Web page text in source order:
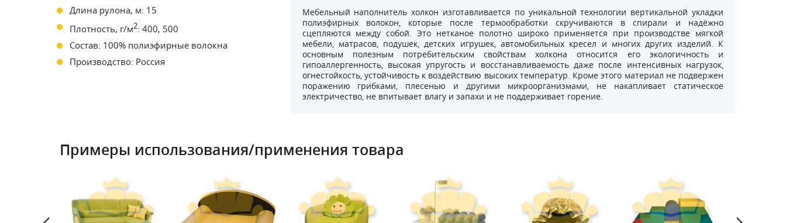
Длина рулона, м: 15
Плотность, г/м2: 400, 500
Состав: 100% полиэфирные волокна
Производство: Россия
Мебельный наполнитель холкон изготавливается по уникальной технологии вертикальной укладки
полиэфирных волокон, которые после термообработки скручиваются в спирали и надёжно
сцепляются между собой. Это нетканое полотно широко применяется при производстве мягкой
мебели, матрасов, подушек, детских игрушек, автомобильных кресел и многих других изделий. К
основным полезным потребительским свойствам холкона относится его экологичность и
гипоаллергенность, высокая упругость и восстанавливаемость даже после интенсивных нагрузок,
огнестойкость, устойчивость к воздействию высоких температур. Кроме этого материал не подвержен
поражению грибками, плесенью и другими микроорганизмами, не накапливает статическое
электричество, не впитывает влагу и запахи и не поддерживает горение.
Примеры использования/применения товара